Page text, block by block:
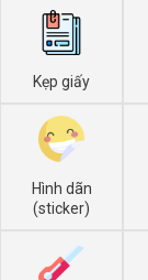
Kẹp giấy
Hình dãn
(sticker)